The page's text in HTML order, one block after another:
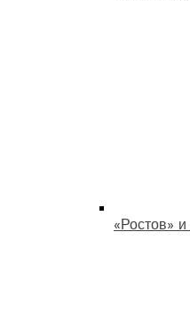
«Ростов»